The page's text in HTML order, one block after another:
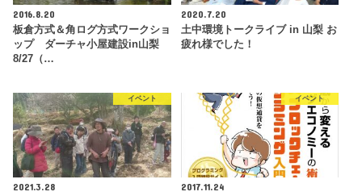
2016.8.20
板倉方式＆角ログ方式ワークショ
ップ ダーチャ小屋建設in山梨
8/27（…
2020.7.20
土中環境トークライブ in 山梨 お
疲れ様でした！
イベント
2021.3.28
イベント
2017.11.24